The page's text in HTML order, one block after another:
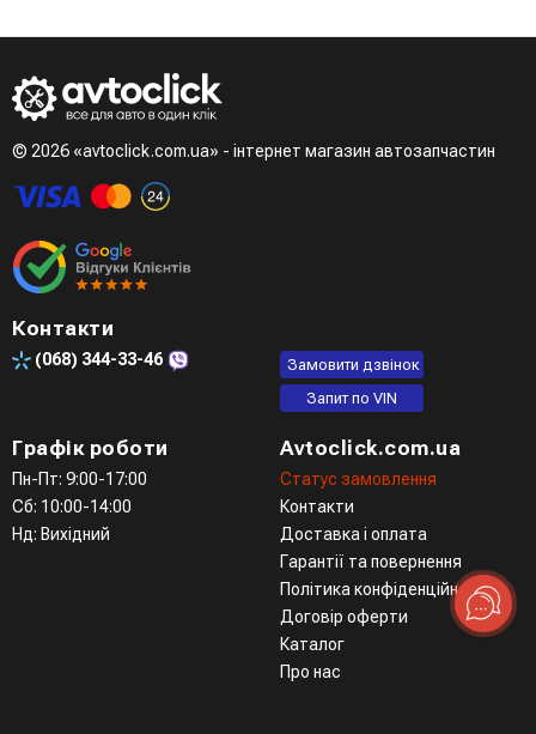
© 2026 «avtoclick.com.ua» - інтернет магазин автозапчастин
Контакти
(068) 344-33-46
Замовити дзвінок
Запит по VIN
Графік роботи
Пн-Пт: 9:00-17:00
Сб: 10:00-14:00
Нд: Вихідний
Avtoclick.com.ua
Статус замовлення
Контакти
Доставка і оплата
Гарантії та повернення
Політика конфіденційності
Договір оферти
Каталог
Про нас